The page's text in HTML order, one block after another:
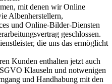
mit denen wir Online
Albenherstellern,
und Online-Bilder-Diensten
geschlossen.
die uns das ermöglicht
Kunden enthalten jetzt auch
Klauseln und notwenigen
und Handhabung mit den